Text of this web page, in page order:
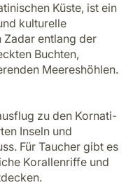
Küste, ist ein
kulturelle
Zadar entlang der
Buchten,
Meereshöhlen.
zu den Kornati-
Inseln und
Für Taucher gibt es
Korallenriffe und